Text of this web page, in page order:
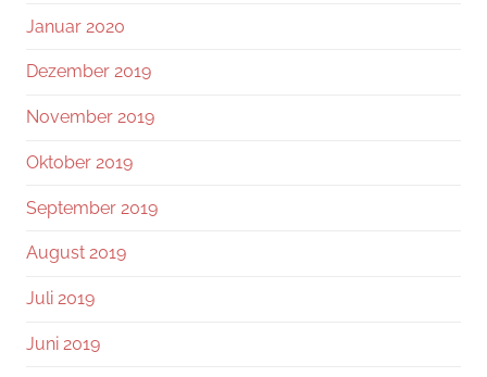
Januar 2020
Dezember 2019
November 2019
Oktober 2019
September 2019
August 2019
Juli 2019
Juni 2019